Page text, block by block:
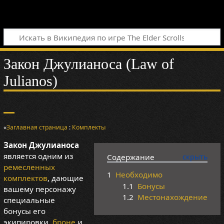
Закон Джулианоса (Law of
Julianos)
«Заглавная страница : Комплекты
Содержание
1 Необходимо
1.1 Бонусы
1.2 Местонахождение
Закон Джулианоса
является одним из
ремесленных
комплектов, дающие
вашему персонажу
специальные
бонусы его
экипировки, броне и